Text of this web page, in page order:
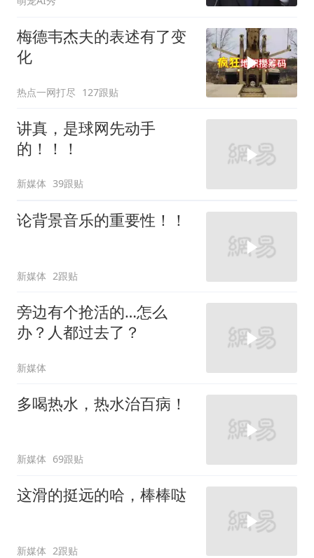
梅德韦杰夫的表述有了变
化
热点一网打尽 127跟贴
讲真，是球网先动手
的！！！
新媒体 39跟贴
论背景音乐的重要性！！
新媒体 2跟贴
旁边有个抢活的…怎么
办？人都过去了？
新媒体
多喝热水，热水治百病！
新媒体 69跟贴
这滑的挺远的哈，棒棒哒
新媒体 2跟贴